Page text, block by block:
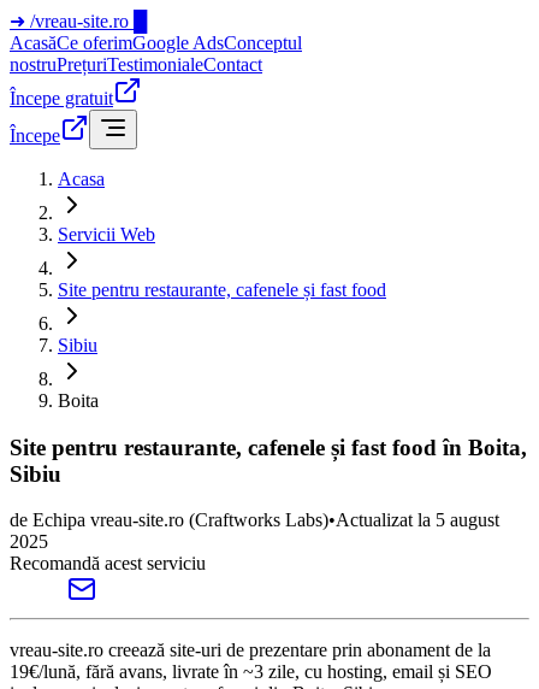
➜ /vreau-site.ro
AcasăCe oferimGoogle AdsConceptul
nostruPrețuriTestimonialeContact
Începe gratuit
Începe
Acasa
Servicii Web
Site pentru restaurante, cafenele și fast food
Sibiu
Boita
Site pentru restaurante, cafenele și fast food în Boita,
Sibiu
de Echipa vreau-site.ro (Craftworks Labs)•Actualizat la 5 august
2025
Recomandă acest serviciu
vreau-site.ro creează site-uri de prezentare prin abonament de la
19€/lună, fără avans, livrate în ~3 zile, cu hosting, email și SEO